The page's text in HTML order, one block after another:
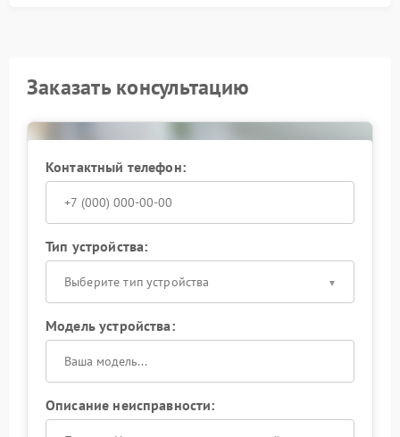
Заказать консультацию
Контактный телефон:
Тип устройства:
Выберите тип устройства
Модель устройства:
Описание неисправности: